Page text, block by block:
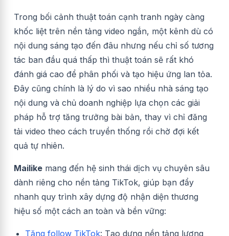
Trong bối cảnh thuật toán cạnh tranh ngày càng
khốc liệt trên nền tảng video ngắn, một kênh dù có
nội dung sáng tạo đến đâu nhưng nếu chỉ số tương
tác ban đầu quá thấp thì thuật toán sẽ rất khó
đánh giá cao để phân phối và tạo hiệu ứng lan tỏa.
Đây cũng chính là lý do vì sao nhiều nhà sáng tạo
nội dung và chủ doanh nghiệp lựa chọn các giải
pháp hỗ trợ tăng trưởng bài bản, thay vì chỉ đăng
tải video theo cách truyền thống rồi chờ đợi kết
quả tự nhiên.
Mailike mang đến hệ sinh thái dịch vụ chuyên sâu
dành riêng cho nền tảng TikTok, giúp bạn đẩy
nhanh quy trình xây dựng độ nhận diện thương
hiệu số một cách an toàn và bền vững:
Tăng follow TikTok: Tạo dựng nền tảng lượng